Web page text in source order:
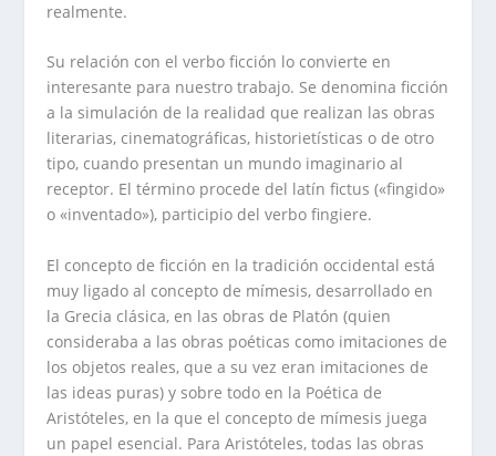
realmente.
Su relación con el verbo ficción lo convierte en
interesante para nuestro trabajo. Se denominaficción
a la simulación de la realidad que realizan las obras
literarias, cinematográficas, historietísticas o de otro
tipo, cuando presentan un mundo imaginario al
receptor. El término procede del latínfictus («fingido»
o «inventado»), participio del verbofingiere.
El concepto de ficción en la tradición occidental está
muy ligado al concepto de mímesis, desarrollado en
la Grecia clásica, en las obras de Platón (quien
consideraba a las obras poéticas como imitaciones de
los objetos reales, que a su vez eran imitaciones de
las ideas puras) y sobre todo en la Poética de
Aristóteles, en la que el concepto de mímesis juega
un papel esencial. Para Aristóteles, todas las obras